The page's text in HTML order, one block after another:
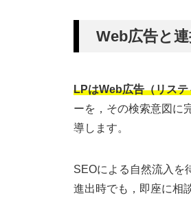
Web広告と
LPはWeb広告（リス
ーを，その検索意図に
導します。
SEOによる自然流入を
進出時でも，即座に相